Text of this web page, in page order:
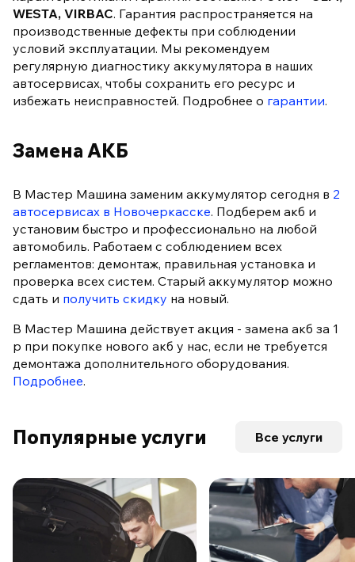
WESTA, VIRBAC. Гарантия распространяется на
производственные дефекты при соблюдении
условий эксплуатации. Мы рекомендуем
регулярную диагностику аккумулятора в наших
автосервисах, чтобы сохранить его ресурс и
избежать неисправностей. Подробнее о гарантии.
Замена АКБ
В Мастер Машина заменим аккумулятор сегодня в 2
автосервисах в Новочеркасске. Подберем акб и
установим быстро и профессионально на любой
автомобиль. Работаем с соблюдением всех
регламентов: демонтаж, правильная установка и
проверка всех систем. Старый аккумулятор можно
сдать и получить скидку на новый.
В Мастер Машина действует акция - замена акб за 1
р при покупке нового акб у нас, если не требуется
демонтажа дополнительного оборудования.
Подробнее.
Популярные услуги Все услуги